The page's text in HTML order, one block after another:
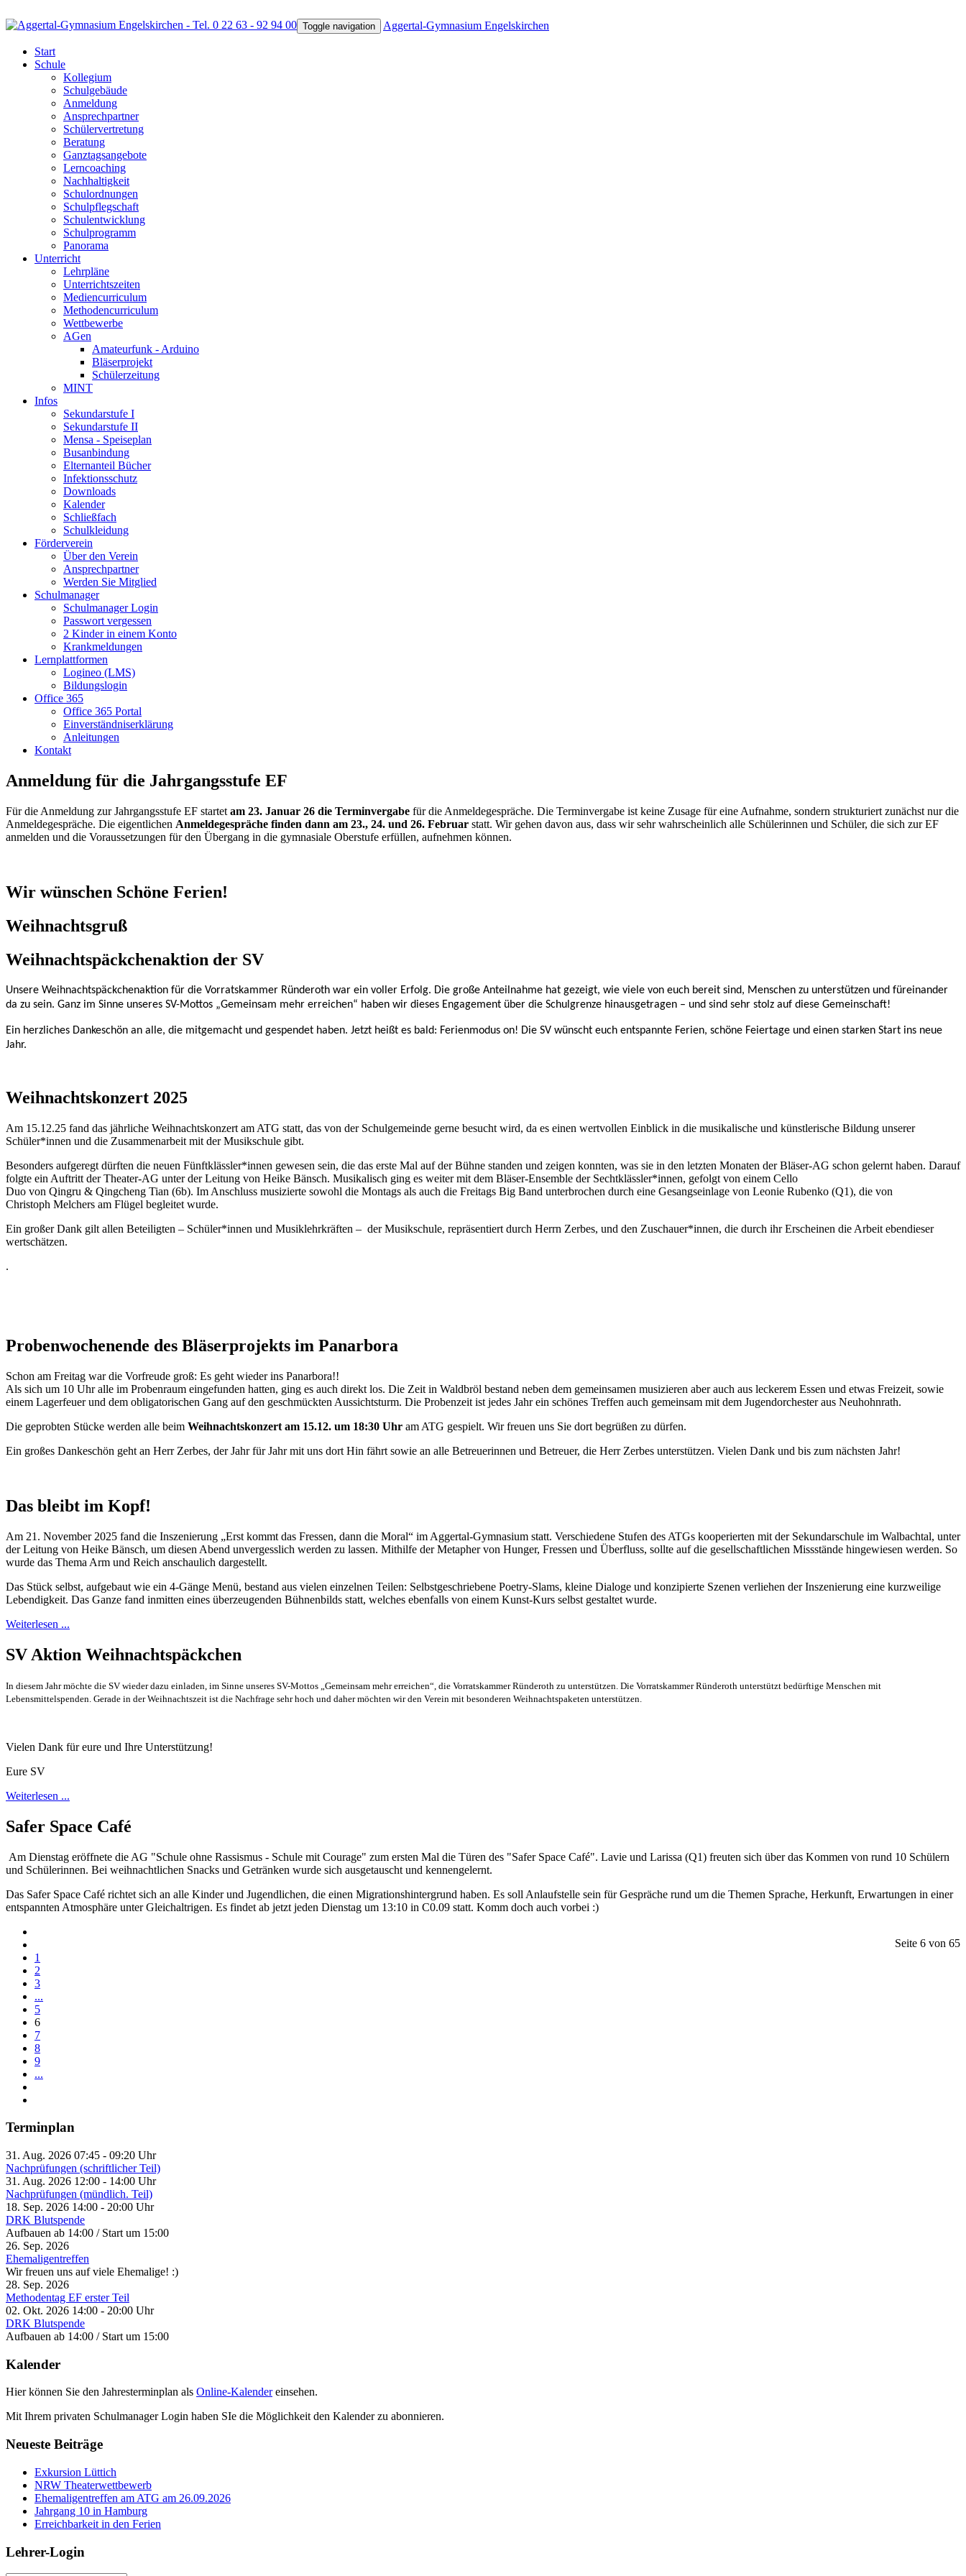
Toggle navigation Aggertal-Gymnasium Engelskirchen
Start
Schule
Kollegium
Schulgebäude
Anmeldung
Ansprechpartner
Schülervertretung
Beratung
Ganztagsangebote
Lerncoaching
Nachhaltigkeit
Schulordnungen
Schulpflegschaft
Schulentwicklung
Schulprogramm
Panorama
Unterricht
Lehrpläne
Unterrichtszeiten
Mediencurriculum
Methodencurriculum
Wettbewerbe
AGen
Amateurfunk - Arduino
Bläserprojekt
Schülerzeitung
MINT
Infos
Sekundarstufe I
Sekundarstufe II
Mensa - Speiseplan
Busanbindung
Elternanteil Bücher
Infektionsschutz
Downloads
Kalender
Schließfach
Schulkleidung
Förderverein
Über den Verein
Ansprechpartner
Werden Sie Mitglied
Schulmanager
Schulmanager Login
Passwort vergessen
2 Kinder in einem Konto
Krankmeldungen
Lernplattformen
Logineo (LMS)
Bildungslogin
Office 365
Office 365 Portal
Einverständniserklärung
Anleitungen
Kontakt
Anmeldung für die Jahrgangsstufe EF
Für die Anmeldung zur Jahrgangsstufe EF startet am 23. Januar 26 die Terminvergabe für die Anmeldegespräche. Die Terminvergabe ist keine Zusage für eine Aufnahme, sondern strukturiert zunächst nur die
Anmeldegespräche. Die eigentlichen Anmeldegespräche finden dann am 23., 24. und 26. Februar statt. Wir gehen davon aus, dass wir sehr wahrscheinlich alle Schülerinnen und Schüler, die sich zur EF
anmelden und die Voraussetzungen für den Übergang in die gymnasiale Oberstufe erfüllen, aufnehmen können.
Wir wünschen Schöne Ferien!
Weihnachtsgruß
Weihnachtspäckchenaktion der SV
Unsere Weihnachtspäckchenaktion für die Vorratskammer Ründeroth war ein voller Erfolg. Die große Anteilnahme hat gezeigt, wie viele von euch bereit sind, Menschen zu unterstützen und füreinander
da zu sein. Ganz im Sinne unseres SV-Mottos „Gemeinsam mehr erreichen“ haben wir dieses Engagement über die Schulgrenze hinausgetragen – und sind sehr stolz auf diese Gemeinschaft!
Ein herzliches Dankeschön an alle, die mitgemacht und gespendet haben. Jetzt heißt es bald: Ferienmodus on! Die SV wünscht euch entspannte Ferien, schöne Feiertage und einen starken Start ins neue
Jahr.
Weihnachtskonzert 2025
Am 15.12.25 fand das jährliche Weihnachtskonzert am ATG statt, das von der Schulgemeinde gerne besucht wird, da es einen wertvollen Einblick in die musikalische und künstlerische Bildung unserer
Schüler*innen und die Zusammenarbeit mit der Musikschule gibt.
Besonders aufgeregt dürften die neuen Fünftklässler*innen gewesen sein, die das erste Mal auf der Bühne standen und zeigen konnten, was sie in den letzten Monaten der Bläser-AG schon gelernt haben. Darauf
folgte ein Auftritt der Theater-AG unter der Leitung von Heike Bänsch. Musikalisch ging es weiter mit dem Bläser-Ensemble der Sechtklässler*innen, gefolgt von einem Cello
Duo von Qingru & Qingcheng Tian (6b). Im Anschluss musizierte sowohl die Montags als auch die Freitags Big Band unterbrochen durch eine Gesangseinlage von Leonie Rubenko (Q1), die von
Christoph Melchers am Flügel begleitet wurde.
Ein großer Dank gilt allen Beteiligten – Schüler*innen und Musiklehrkräften – der Musikschule, repräsentiert durch Herrn Zerbes, und den Zuschauer*innen, die durch ihr Erscheinen die Arbeit ebendieser
wertschätzen.
.
Probenwochenende des Bläserprojekts im Panarbora
Schon am Freitag war die Vorfreude groß: Es geht wieder ins Panarbora!!
Als sich um 10 Uhr alle im Probenraum eingefunden hatten, ging es auch direkt los. Die Zeit in Waldbröl bestand neben dem gemeinsamen musizieren aber auch aus leckerem Essen und etwas Freizeit, sowie
einem Lagerfeuer und dem obligatorischen Gang auf den geschmückten Aussichtsturm. Die Probenzeit ist jedes Jahr ein schönes Treffen auch gemeinsam mit dem Jugendorchester aus Neuhohnrath.
Die geprobten Stücke werden alle beim Weihnachtskonzert am 15.12. um 18:30 Uhr am ATG gespielt. Wir freuen uns Sie dort begrüßen zu dürfen.
Ein großes Dankeschön geht an Herr Zerbes, der Jahr für Jahr mit uns dort Hin fährt sowie an alle Betreuerinnen und Betreuer, die Herr Zerbes unterstützen. Vielen Dank und bis zum nächsten Jahr!
Das bleibt im Kopf!
Am 21. November 2025 fand die Inszenierung „Erst kommt das Fressen, dann die Moral“ im Aggertal-Gymnasium statt. Verschiedene Stufen des ATGs kooperierten mit der Sekundarschule im Walbachtal, unter
der Leitung von Heike Bänsch, um diesen Abend unvergesslich werden zu lassen. Mithilfe der Metapher von Hunger, Fressen und Überfluss, sollte auf die gesellschaftlichen Missstände hingewiesen werden. So
wurde das Thema Arm und Reich anschaulich dargestellt.
Das Stück selbst, aufgebaut wie ein 4-Gänge Menü, bestand aus vielen einzelnen Teilen: Selbstgeschriebene Poetry-Slams, kleine Dialoge und konzipierte Szenen verliehen der Inszenierung eine kurzweilige
Lebendigkeit. Das Ganze fand inmitten eines überzeugenden Bühnenbilds statt, welches ebenfalls von einem Kunst-Kurs selbst gestaltet wurde.
Weiterlesen ...
SV Aktion Weihnachtspäckchen
In diesem Jahr möchte die SV wieder dazu einladen, im Sinne unseres SV-Mottos „Gemeinsam mehr erreichen“, die Vorratskammer Ründeroth zu unterstützen. Die Vorratskammer Ründeroth unterstützt bedürftige Menschen mit
Lebensmittelspenden. Gerade in der Weihnachtszeit ist die Nachfrage sehr hoch und daher möchten wir den Verein mit besonderen Weihnachtspaketen unterstützen.
Vielen Dank für eure und Ihre Unterstützung!
Eure SV
Weiterlesen ...
Safer Space Café
Am Dienstag eröffnete die AG "Schule ohne Rassismus - Schule mit Courage" zum ersten Mal die Türen des "Safer Space Café". Lavie und Larissa (Q1) freuten sich über das Kommen von rund 10 Schülern
und Schülerinnen. Bei weihnachtlichen Snacks und Getränken wurde sich ausgetauscht und kennengelernt.
Das Safer Space Café richtet sich an alle Kinder und Jugendlichen, die einen Migrationshintergrund haben. Es soll Anlaufstelle sein für Gespräche rund um die Themen Sprache, Herkunft, Erwartungen in einer
entspannten Atmosphäre unter Gleichaltrigen. Es findet ab jetzt jeden Dienstag um 13:10 in C0.09 statt. Komm doch auch vorbei :)
Seite 6 von 65
1
2
3
...
5
6
7
8
9
...
Terminplan
31. Aug. 2026 07:45 - 09:20 Uhr
Nachprüfungen (schriftlicher Teil)
31. Aug. 2026 12:00 - 14:00 Uhr
Nachprüfungen (mündlich. Teil)
18. Sep. 2026 14:00 - 20:00 Uhr
DRK Blutspende
Aufbauen ab 14:00 / Start um 15:00
26. Sep. 2026
Ehemaligentreffen
Wir freuen uns auf viele Ehemalige! :)
28. Sep. 2026
Methodentag EF erster Teil
02. Okt. 2026 14:00 - 20:00 Uhr
DRK Blutspende
Aufbauen ab 14:00 / Start um 15:00
Kalender
Hier können Sie den Jahresterminplan als Online-Kalendereinsehen.
Mit Ihrem privaten Schulmanager Login haben SIe die Möglichkeit den Kalender zu abonnieren.
Neueste Beiträge
Exkursion Lüttich
NRW Theaterwettbewerb
Ehemaligentreffen am ATG am 26.09.2026
Jahrgang 10 in Hamburg
Erreichbarkeit in den Ferien
Lehrer-Login